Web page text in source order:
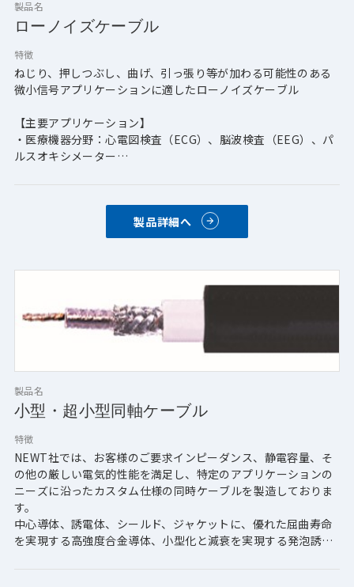
製品名
ローノイズケーブル
特徴
ねじり、押しつぶし、曲げ、引っ張り等が加わる可能性のある
微小信号アプリケーションに適したローノイズケーブル
【主要アプリケーション】
・医療機器分野：心電図検査（ECG）、脳波検査（EEG）、パ
ルスオキシメーター
・テスト・測定分野
れており、両素材間の動きを妨げ、帯電を防ぎます。
低ノイズコーティングされた一次側とケーブル内の他の部品と
の間の動きによって発生した電荷は、電圧差が生じないように
即座に動作します。
・一般的なケーブルでは、機械的衝撃の種類や強さ、使用する
材質により最大100ミリボルトのノイズが生成されますが、本
ローノイズケーブルは、導電性低ノイズ層を付加する事で、15
～250マイクロボルトまでノイズを低減します。
製品名
小型・超小型同軸ケーブル
特徴
NEWT社では、お客様のご要求インピーダンス、静電容量、そ
の他の厳しい電気的性能を満足し、特定のアプリケーションの
ニーズに沿ったカスタム仕様の同時ケーブルを製造しておりま
す。
中心導体、誘電体、シールド、ジャケットに、優れた屈曲寿命
を実現する高強度合金導体、小型化と減衰を実現する発泡誘電
また、複数の同軸ケーブルとその他コンポーネントを組み合わ
製品詳細へ